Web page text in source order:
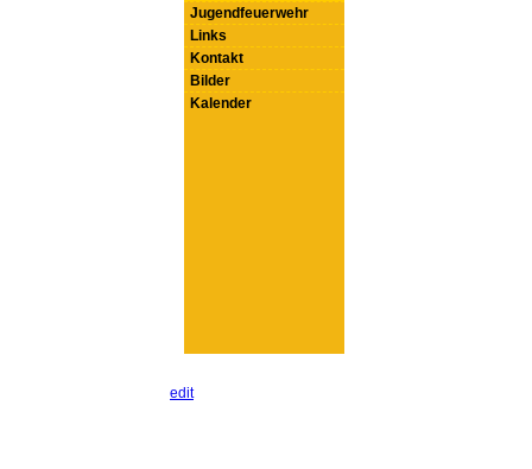
Jugendfeuerwehr
Links
Kontakt
Bilder
Kalender
edit